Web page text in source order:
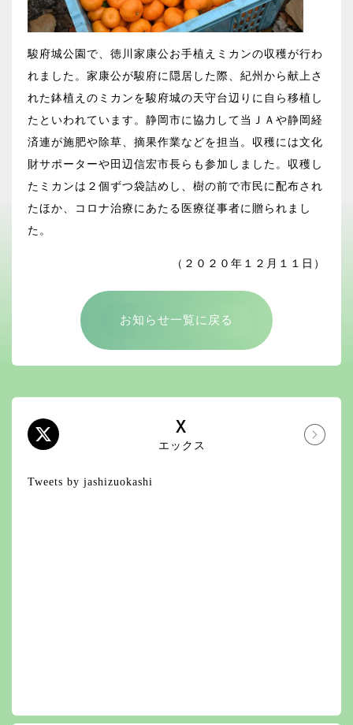
駿府城公園で、徳川家康公お手植えミカンの収穫が行わ
れました。家康公が駿府に隠居した際、紀州から献上さ
れた鉢植えのミカンを駿府城の天守台辺りに自ら移植し
たといわれています。静岡市に協力して当ＪＡや静岡経
済連が施肥や除草、摘果作業などを担当。収穫には文化
財サポーターや田辺信宏市長らも参加しました。収穫し
たミカンは２個ずつ袋詰めし、樹の前で市民に配布され
たほか、コロナ治療にあたる医療従事者に贈られまし
た。
（２０２０年１２月１１日）
お知らせ一覧に戻る
X
エックス
Tweets by jashizuokashi